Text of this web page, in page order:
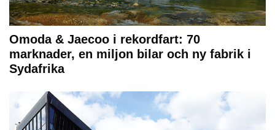
Omoda & Jaecoo i rekordfart: 70
marknader, en miljon bilar och ny fabrik i
Sydafrika